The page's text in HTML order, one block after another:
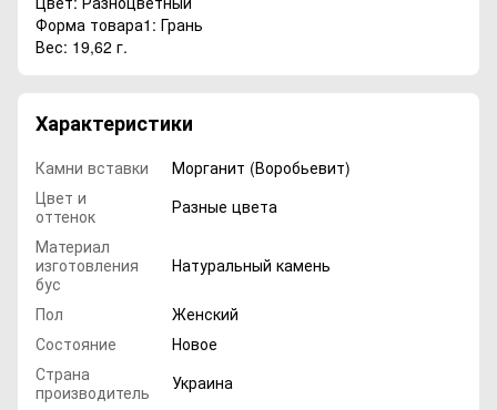
Форма товара1: Грань
Вес: 19,62 г.
Характеристики
Камни вставки
Морганит (Воробьевит)
Цвет и
оттенок
Разные цвета
Материал
изготовления
бус
Натуральный камень
Пол
Женский
Состояние
Новое
Страна
производитель
Украина